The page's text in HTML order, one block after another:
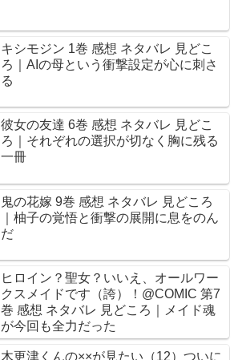
キシモジン 1巻 感想 ネタバレ 見どこ
ろ｜AIの母という衝撃設定が心に刺さ
る
彼女の友達 6巻 感想 ネタバレ 見どこ
ろ｜それぞれの選択が切なく胸に残る
一冊
鬼の花嫁 9巻 感想 ネタバレ 見どころ
｜柚子の覚悟と衝撃の展開に息をのん
だ
ヒロイン？聖女？いいえ、オールワー
クスメイドです（誇）！@COMIC 第7
巻 感想 ネタバレ 見どころ｜メイド魂
が今回も全力だった
木更津くんの××が見たい（12）ついに